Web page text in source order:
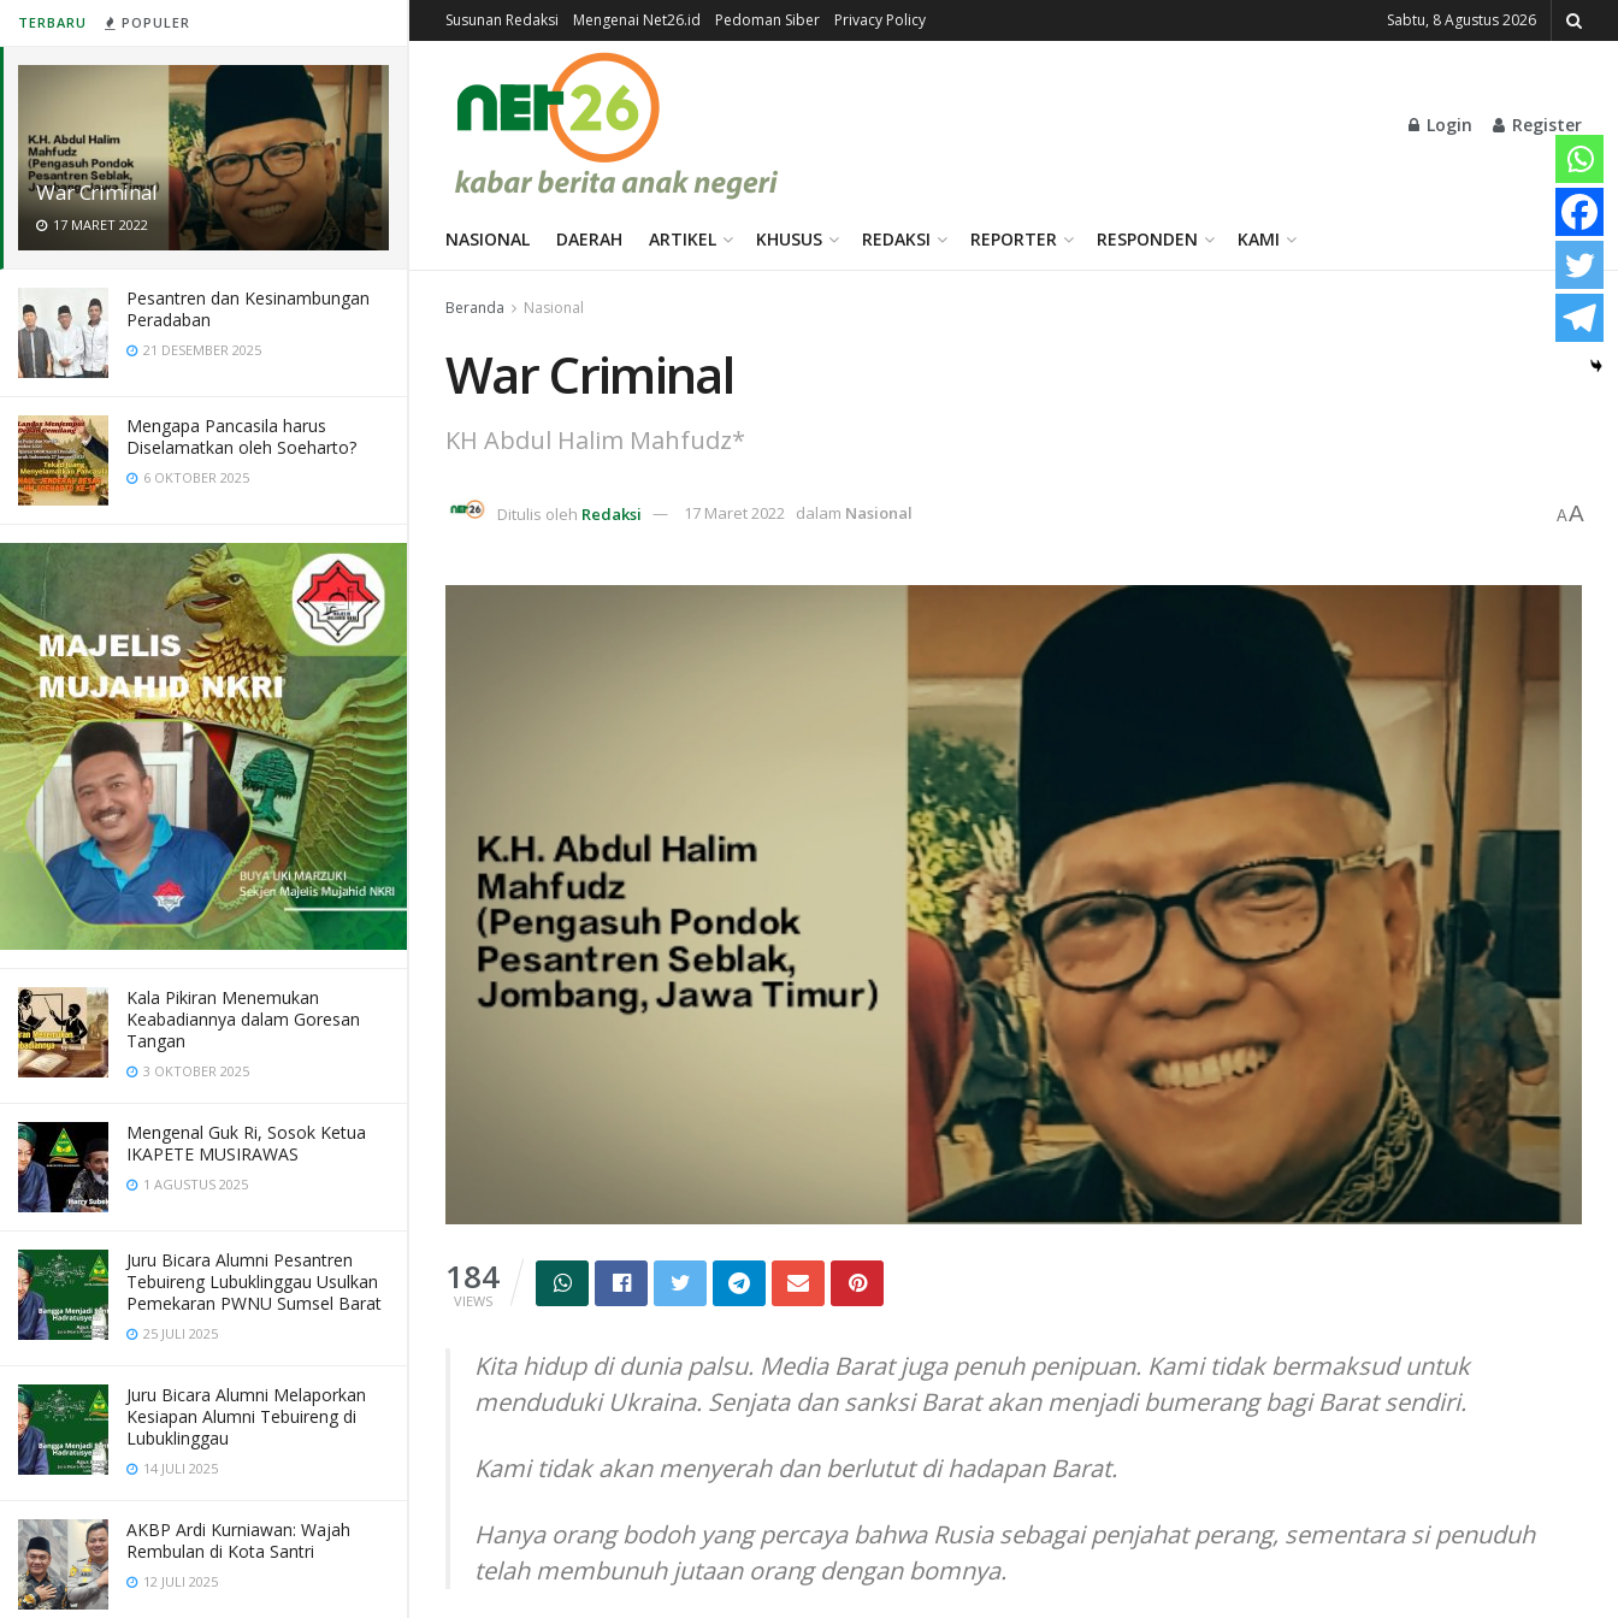
TERBARU POPULER
War Criminal
17 MARET 2022
Pesantren dan Kesinambungan
Peradaban
21 DESEMBER 2025
Mengapa Pancasila harus
Diselamatkan oleh Soeharto?
6 OKTOBER 2025
Kala Pikiran Menemukan
Keabadiannya dalam Goresan
Tangan
3 OKTOBER 2025
Mengenal Guk Ri, Sosok Ketua
IKAPETE MUSIRAWAS
1 AGUSTUS 2025
Juru Bicara Alumni Pesantren
Tebuireng Lubuklinggau Usulkan
Pemekaran PWNU Sumsel Barat
25 JULI 2025
Juru Bicara Alumni Melaporkan
Kesiapan Alumni Tebuireng di
Lubuklinggau
14 JULI 2025
AKBP Ardi Kurniawan: Wajah
Rembulan di Kota Santri
12 JULI 2025
Susunan Redaksi Mengenai Net26.id Pedoman Siber Privacy Policy Sabtu, 8 Agustus 2026
Login Register
NASIONAL DAERAH ARTIKEL KHUSUS REDAKSI REPORTER RESPONDEN KAMI
Beranda Nasional
War Criminal
KH Abdul Halim Mahfudz*
Ditulis oleh Redaksi 17 Maret 2022 dalam Nasional AA
184
VIEWS
Kita hidup di dunia palsu. Media Barat juga penuh penipuan. Kami tidak bermaksud untuk
menduduki Ukraina. Senjata dan sanksi Barat akan menjadi bumerang bagi Barat sendiri.
Kami tidak akan menyerah dan berlutut di hadapan Barat.
Hanya orang bodoh yang percaya bahwa Rusia sebagai penjahat perang, sementara si penuduh
telah membunuh jutaan orang dengan bomnya.